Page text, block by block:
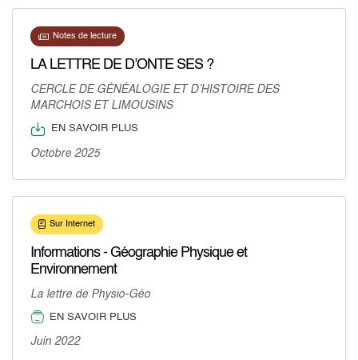
Notes de lecture
LA LETTRE DE D’ONTE SES ?
CERCLE DE GÉNÉALOGIE ET D’HISTOIRE DES
MARCHOIS ET LIMOUSINS
EN SAVOIR PLUS
Octobre 2025
Sur Internet
Informations - Géographie Physique et
Environnement
La lettre de Physio-Géo
EN SAVOIR PLUS
Juin 2022